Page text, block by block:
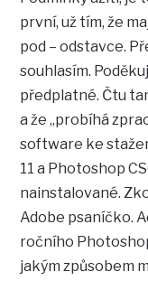
první, už tím, že
pod – odstavce.
souhlasím.
předplatné. Čtu
a že „probíhá
software ke
11 a Photoshop
nainstalované.
Adobe psaníčko.
ročního
jakým způsobem